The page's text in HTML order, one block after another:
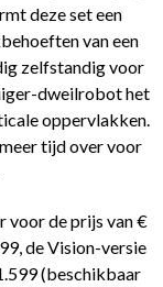
deze set een
van een
zelfstandig voor
dweilrobot het
oppervlakken.
tijd over voor
voor de prijs van €
de Vision-versie
(beschikbaar